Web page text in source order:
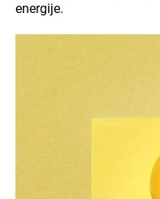
energije.